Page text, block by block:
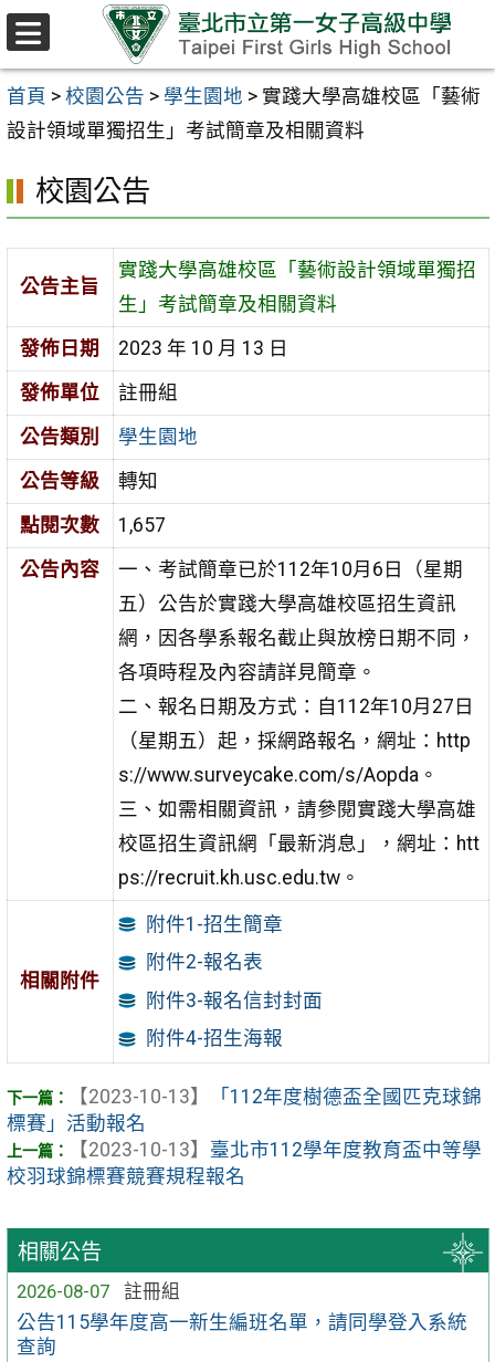
跳至主要內容區
首頁 > 校園公告 > 學生園地 > 實踐大學高雄校區「藝術
設計領域單獨招生」考試簡章及相關資料
相關公告
2026-08-07
註冊組
公告115學年度高一新生編班名單，請同學登入系統
查詢
校園公告
公告主旨
實踐大學高雄校區「藝術設計領域單獨招
生」考試簡章及相關資料
發佈日期
2023 年 10 月 13 日
發佈單位
註冊組
公告類別
學生園地
公告等級
轉知
點閱次數
1,657
公告內容
一、考試簡章已於112年10月6日（星期
五）公告於實踐大學高雄校區招生資訊
網，因各學系報名截止與放榜日期不同，
各項時程及內容請詳見簡章。
二、報名日期及方式：自112年10月27日
（星期五）起，採網路報名，網址：http
s://www.surveycake.com/s/Aopda。
三、如需相關資訊，請參閱實踐大學高雄
校區招生資訊網「最新消息」，網址：htt
ps://recruit.kh.usc.edu.tw。
相關附件
附件1-招生簡章
附件2-報名表
附件3-報名信封封面
附件4-招生海報
【2023-10-13】
「112年度樹德盃全國匹克球錦
標賽」活動報名
【2023-10-13】 臺北市112學年度教育盃中等學
校羽球錦標賽競賽規程報名
選
單